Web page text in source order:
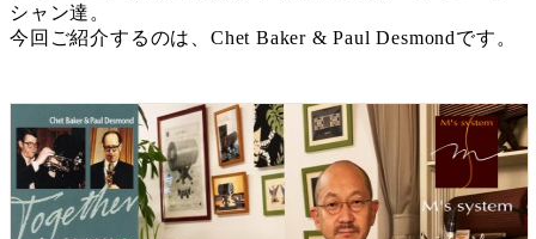
シャン達。
今回ご紹介するのは、Chet Baker & Paul Desmondです。